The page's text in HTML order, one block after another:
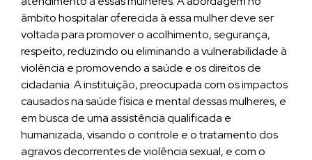
âmbito hospitalar oferecida à essa mulher deve ser
voltada para promover o acolhimento, segurança,
respeito, reduzindo ou eliminando a vulnerabilidade à
violência e promovendo a saúde e os direitos de
cidadania. A instituição, preocupada com os impactos
causados na saúde física e mental dessas mulheres, e
em busca de uma assistência qualificada e
humanizada, visando o controle e o tratamento dos
agravos decorrentes de violência sexual, e com o